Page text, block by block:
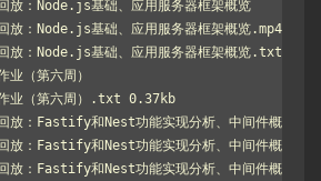
放：Node.js基础、应用服务器框架概览
放：Node.js基础、应用服务器框架概览.mp4
放：Node.js基础、应用服务器框架概览.txt
（第六周）
业（第六周）.txt 0.37kb
放：Fastify和Nest功能实现分析、中间件概览
放：Fastify和Nest功能实现分析、中间件概览
放：Fastify和Nest功能实现分析、中间件概览